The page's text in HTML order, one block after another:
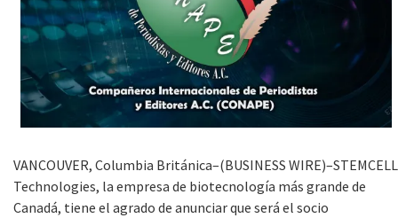
VANCOUVER, Columbia Británica–(BUSINESS WIRE)–STEMCELL
Technologies, la empresa de biotecnología más grande de
Canadá, tiene el agrado de anunciar que será el socio